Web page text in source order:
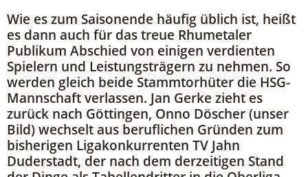
Wie es zum Saisonende häufig üblich ist, heißt
es dann auch für das treue Rhumetaler
Publikum Abschied von einigen verdienten
Spielern und Leistungsträgern zu nehmen. So
werden gleich beide Stammtorhüter die HSG-
Mannschaft verlassen. Jan Gerke zieht es
zurück nach Göttingen, Onno Döscher (unser
Bild) wechselt aus beruflichen Gründen zum
bisherigen Ligakonkurrenten TV Jahn
Duderstadt, der nach dem derzeitigen Stand